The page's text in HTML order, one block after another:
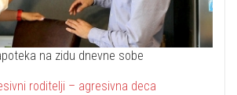
na zidu dnevne sobe